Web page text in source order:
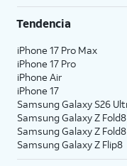
Tendencia
iPhone 17 Pro Max
iPhone 17 Pro
iPhone Air
iPhone 17
Samsung Galaxy S26
Samsung Galaxy Z
Samsung Galaxy Z Fold8
Samsung Galaxy Z Flip8